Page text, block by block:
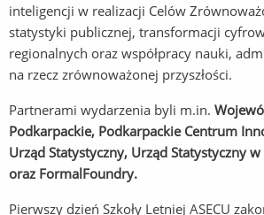
inteligencji w realizacji Celów
statystyki publicznej, transformacji
regionalnych oraz współpracy nauki,
na rzecz zrównoważonej przyszłości.
Partnerami wydarzenia byli m.in.
Podkarpackie, Podkarpackie Centrum
Urząd Statystyczny, Urząd Statystyczny w
oraz FormalFoundry.
Pierwszy dzień Szkoły Letniej ASECU